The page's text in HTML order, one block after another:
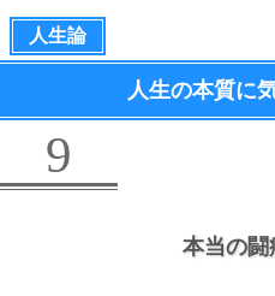
人生論
人生の本質に
9
本当の闘